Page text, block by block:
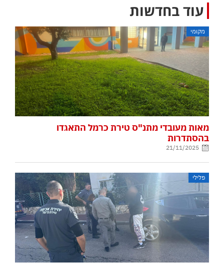
עוד בחדשות
מקומי
מאות מעובדי מתנ"ס טירת כרמל התאגדו
בהסתדרות
21/11/2025
פלילי